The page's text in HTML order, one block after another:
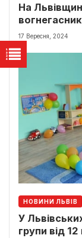
На
вогнегасник
17 Вересня, 2024
НОВИНИ ЛЬВІВ
У
групи від 12